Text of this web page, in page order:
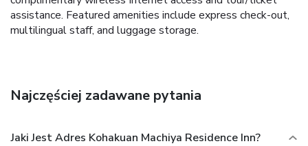
assistance. Featured amenities include express check-out,
multilingual staff, and luggage storage.
Najczęściej zadawane pytania
Jaki Jest Adres Kohakuan Machiya Residence Inn?